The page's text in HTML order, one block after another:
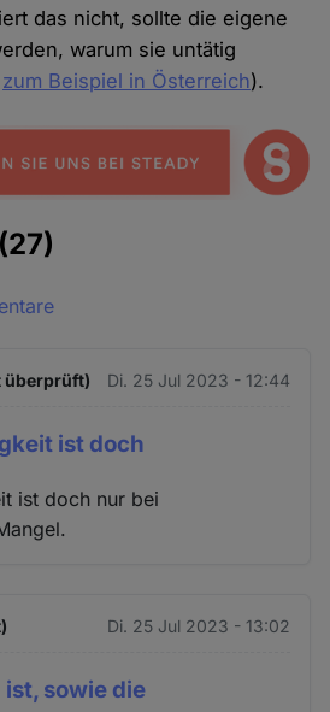
das nicht, sollte die eigene
warum sie untätig
zum Beispiel in Österreich).
(27)
überprüft) Di. 25 Jul 2023 - 12:44
ist doch
ist doch nur bei
Di. 25 Jul 2023 - 13:02
sowie die